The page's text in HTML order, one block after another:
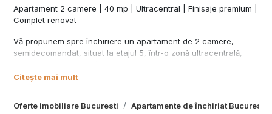
Oferte imobiliare Bucuresti Apartamente de închiriat Bucuresti
Apartament 2 camere | 40 mp | Ultracentral | Finisaje premium |
Complet renovat
Vă propunem spre închiriere un apartament de 2 camere,
semidecomandat, situat la etajul 5, într-o zonă ultracentrală,
facilitățile orașului.
Compartimentare: Semidecomandat
Citește mai mult